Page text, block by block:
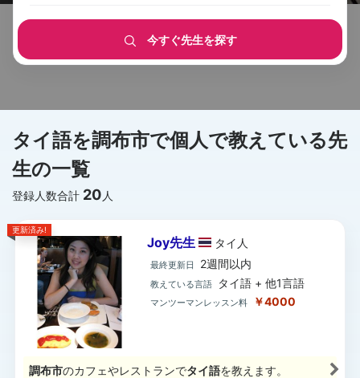
今すぐ先生を探す
タイ語を調布市で個人で教えている先
生の一覧
登録人数合計 20 人
更新済み!
Joy先生 タイ 人
最終更新日 2週間以内
教えている言語 タイ語 + 他1言語
マンツーマンレッスン料 ￥4000
調布市のカフェやレストランでタイ語を教えます。